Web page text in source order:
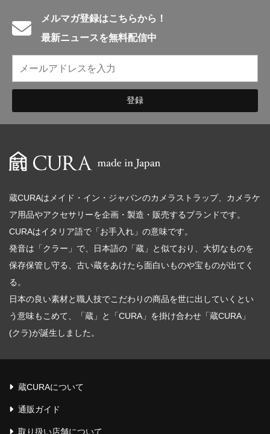
メルマガ登録はこちらから！
最新ニュースを無料配信中
蔵CURAはメイド・イン・ジャパンのカメラストラップ、カメラケ
ア用品やアクセサリーを企画・製造・販売するブランドです。
CURAはイタリア語で「お手入れ」の意味です。
発音は「クラー」で、日本語の「蔵」と似ており、大切なものを
保存保管し守る、古い蔵をあけたら面白いものや宝ものが出てく
る。
日本の良い素材と職人技でこだわりの商品を世に出していくとい
う意味もこめて、「蔵」と「CURA」を掛け合わせ「蔵CURA」
(クラ)が誕生しました。
蔵CURAについて
通販ガイド
取り扱い店舗について